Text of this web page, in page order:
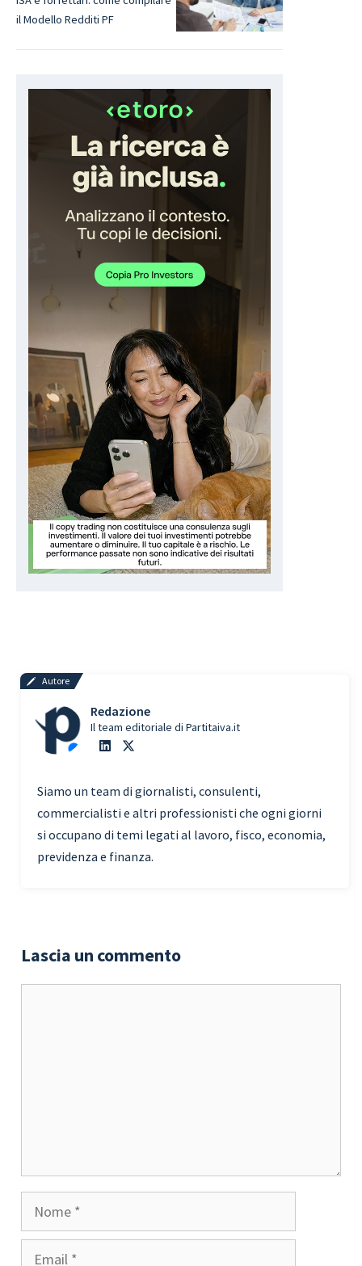
il Modello Redditi PF
Autore
Redazione
Il team editoriale di Partitaiva.it
Siamo un team di giornalisti, consulenti,
commercialisti e altri professionisti che ogni giorni
si occupano di temi legati al lavoro, fisco, economia,
previdenza e finanza.
Lascia un commento
Nome
Email